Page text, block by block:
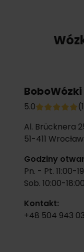
5.0
Al. Brücknera
51-411 Wrocław
Godziny
Pn. - Pt. 11:00-
Sob. 10:00-18:00
Kontakt:
+48 504 943